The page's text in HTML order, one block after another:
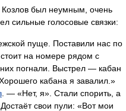
Козлов был неумным, очень
сильные голосовые связки:
пуще. Поставили нас по
на номере рядом с
них погнали. Выстрел — кабан
кабана я завалил.»
. — «Нет, я». Стали спорить, а
свои пули: «Вот мои